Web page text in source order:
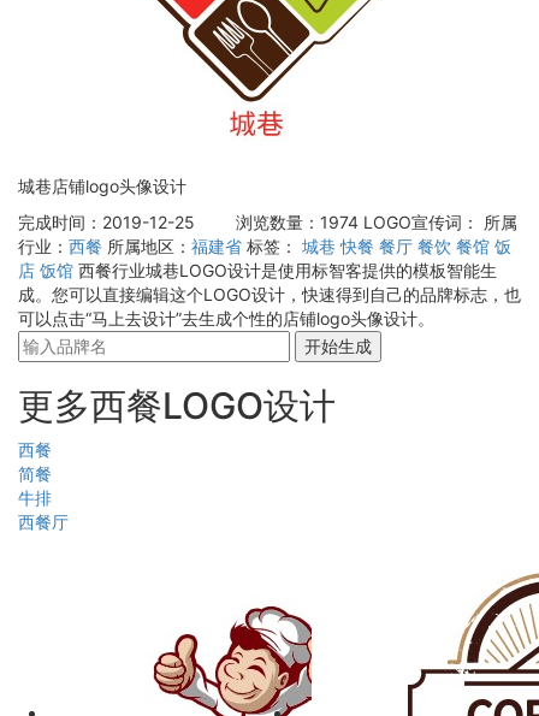
城巷店铺logo头像设计
完成时间：2019-12-25
浏览数量：1974 LOGO宣传词：
所属
行业： 西餐 所属地区： 福建省 标签： 城巷 快餐 餐厅 餐饮 餐馆 饭
店 饭馆 西餐行业城巷LOGO设计是使用标智客提供的模板智能生
成。您可以直接编辑这个LOGO设计，快速得到自己的品牌标志，也
可以点击“马上去设计”去生成个性的店铺logo头像设计。
开始生成
更多西餐LOGO设计
西餐
简餐
牛排
西餐厅